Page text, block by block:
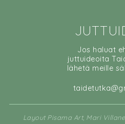
Jos haluat
juttuideoita
lähetä meille
Layout Pisama Art, Mari